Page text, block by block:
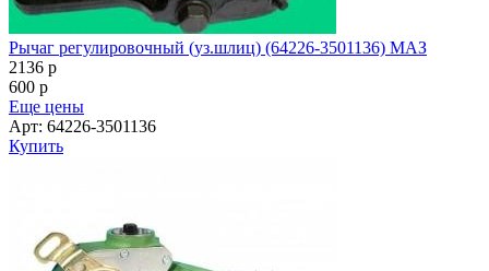
Рычаг регулировочный (уз.шлиц) (64226-3501136) МАЗ
2136 p
600 p
Еще цены
Арт: 64226-3501136
Купить